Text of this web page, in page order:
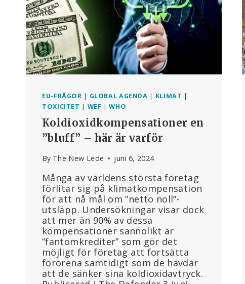
EU-FRÅGOR | GLOBAL AGENDA | KLIMAT |
TOXICITET | WEF |WHO
Koldioxidkompensationer en
”bluff” – här är varför
By The New Lede juni 6, 2024
Många av världens största företag
förlitar sig på klimatkompensation
för att nå mål om ”netto noll”-
utsläpp. Undersökningar visar dock
att mer än 90% av dessa
kompensationer sannolikt är
”fantomkrediter” som gör det
möjligt för företag att fortsätta
förorena samtidigt som de hävdar
att de sänker sina koldioxidavtryck.